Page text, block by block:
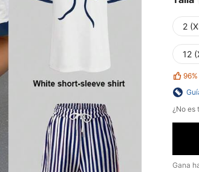
2
12
96%
¿No es
Gana